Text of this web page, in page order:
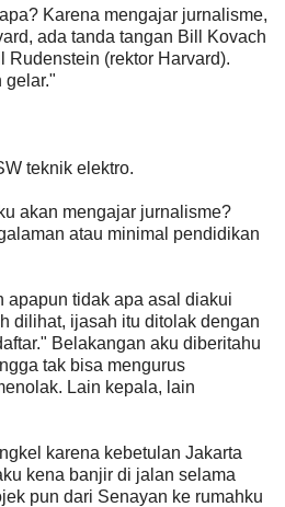
Karena mengajar jurnalisme,
ada tanda tangan Bill Kovach
Rudenstein (rektor Harvard).
gelar."
teknik elektro.
akan mengajar jurnalisme?
atau minimal pendidikan
apapun tidak apa asal diakui
dilihat, ijasah itu ditolak dengan
Belakangan aku diberitahu
tak bisa mengurus
Lain kepala, lain
karena kebetulan Jakarta
kena banjir di jalan selama
pun dari Senayan ke rumahku